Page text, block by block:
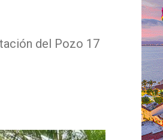
del Pozo 17